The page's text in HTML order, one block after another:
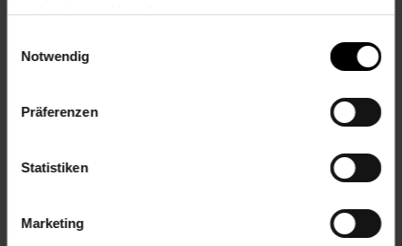
ändern bzw. widerrufen.
Notwendig
Präferenzen
Statistiken
Marketing
Rezeptwelt Karriere
Newsletter Anmeldung 15€ **